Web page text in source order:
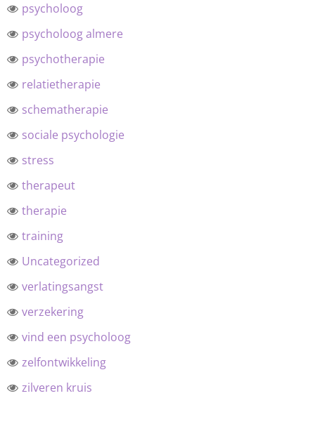
psycholoog
psycholoog almere
psychotherapie
relatietherapie
schematherapie
sociale psychologie
stress
therapeut
therapie
training
Uncategorized
verlatingsangst
verzekering
vind een psycholoog
zelfontwikkeling
zilveren kruis